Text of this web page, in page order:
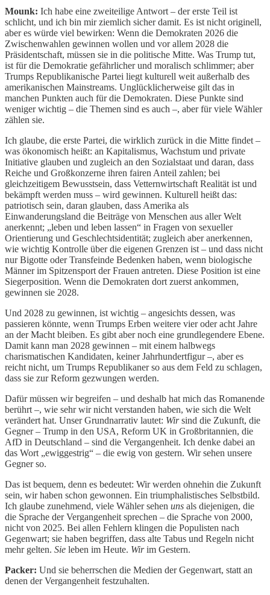
Mounk: Ich habe eine zweiteilige Antwort – der erste Teil ist
schlicht, und ich bin mir ziemlich sicher damit. Es ist nicht originell,
aber es würde viel bewirken: Wenn die Demokraten 2026 die
Zwischenwahlen gewinnen wollen und vor allem 2028 die
Präsidentschaft, müssen sie in die politische Mitte. Was Trump tut,
ist für die Demokratie gefährlicher und moralisch schlimmer; aber
Trumps Republikanische Partei liegt kulturell weit außerhalb des
amerikanischen Mainstreams. Unglücklicherweise gilt das in
manchen Punkten auch für die Demokraten. Diese Punkte sind
weniger wichtig – die Themen sind es auch –, aber für viele Wähler
zählen sie.
Ich glaube, die erste Partei, die wirklich zurück in die Mitte findet –
was ökonomisch heißt: an Kapitalismus, Wachstum und private
Initiative glauben und zugleich an den Sozialstaat und daran, dass
Reiche und Großkonzerne ihren fairen Anteil zahlen; bei
gleichzeitigem Bewusstsein, dass Vetternwirtschaft Realität ist und
bekämpft werden muss – wird gewinnen. Kulturell heißt das:
patriotisch sein, daran glauben, dass Amerika als
Einwanderungsland die Beiträge von Menschen aus aller Welt
anerkennt; „leben und leben lassen“ in Fragen von sexueller
Orientierung und Geschlechtsidentität; zugleich aber anerkennen,
wie wichtig Kontrolle über die eigenen Grenzen ist – und dass nicht
nur Bigotte oder Transfeinde Bedenken haben, wenn biologische
Männer im Spitzensport der Frauen antreten. Diese Position ist eine
Siegerposition. Wenn die Demokraten dort zuerst ankommen,
gewinnen sie 2028.
Und 2028 zu gewinnen, ist wichtig – angesichts dessen, was
passieren könnte, wenn Trumps Erben weitere vier oder acht Jahre
an der Macht bleiben. Es gibt aber noch eine grundlegendere Ebene.
Damit kann man 2028 gewinnen – mit einem halbwegs
charismatischen Kandidaten, keiner Jahrhundertfigur –, aber es
reicht nicht, um Trumps Republikaner so aus dem Feld zu schlagen,
dass sie zur Reform gezwungen werden.
Dafür müssen wir begreifen – und deshalb hat mich das Romanende
berührt –, wie sehr wir nicht verstanden haben, wie sich die Welt
verändert hat. Unser Grundnarrativ lautet: Wirsind die Zukunft, die
Gegner – Trump in den USA, Reform UK in Großbritannien, die
AfD in Deutschland – sind die Vergangenheit. Ich denke dabei an
das Wort „ewiggestrig“ – die ewig von gestern. Wir sehen unsere
Gegner so.
Das ist bequem, denn es bedeutet: Wir werden ohnehin die Zukunft
sein, wir haben schon gewonnen. Ein triumphalistisches Selbstbild.
Ich glaube zunehmend, viele Wähler sehen uns als diejenigen, die
die Sprache der Vergangenheit sprechen – die Sprache von 2000,
nicht von 2025. Bei allen Fehlern klingen die Populisten nach
Gegenwart; sie haben begriffen, dass alte Tabus und Regeln nicht
mehr gelten. Sie leben im Heute. Wirim Gestern.
Packer: Und sie beherrschen die Medien der Gegenwart, statt an
denen der Vergangenheit festzuhalten.